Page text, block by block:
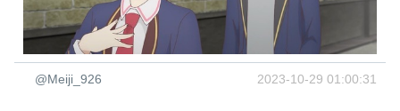
@Meiji_926 2023-10-29 01:00:31